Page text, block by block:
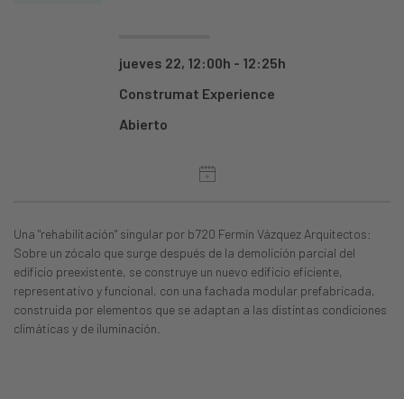
jueves 22, 12:00h - 12:25h
Construmat Experience
Abierto
Una "rehabilitación" singular por b720 Fermín Vázquez Arquitectos:
Sobre un zócalo que surge después de la demolición parcial del
edificio preexistente, se construye un nuevo edificio eficiente,
representativo y funcional, con una fachada modular prefabricada,
construida por elementos que se adaptan a las distintas condiciones
climáticas y de iluminación.